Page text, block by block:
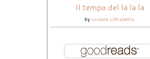
Il tempo del la la la
by Luciana Littizzetto